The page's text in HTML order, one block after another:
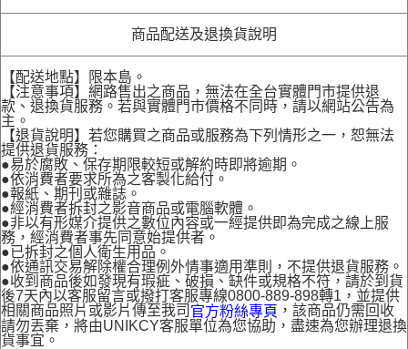
商品配送及退換貨說明
【配送地點】限本島。
【注意事項】網路售出之商品，無法在全台實體門市提供退
款、退換貨服務。若與實體門市價格不同時，請以網站公告為
主。
【退貨說明】若您購買之商品或服務為下列情形之一，恕無法
提供退貨服務：
●易於腐敗、保存期限較短或解約時即將逾期。
●依消費者要求所為之客製化給付。
●報紙、期刊或雜誌。
●經消費者拆封之影音商品或電腦軟體。
●非以有形媒介提供之數位內容或一經提供即為完成之線上服
務，經消費者事先同意始提供者。
●已拆封之個人衛生用品。
●依通訊交易解除權合理例外情事適用準則，不提供退貨服務。
●收到商品後如發現有瑕疵、破損、缺件或規格不符，請於到貨
後7天內以客服留言或撥打客服專線0800-889-898轉1，並提供
相關商品照片或影片傳至我司 官方粉絲專頁 ，該商品仍需回收
請勿丟棄，將由UNIKCY客服單位為您協助，盡速為您辦理退換
貨事宜。